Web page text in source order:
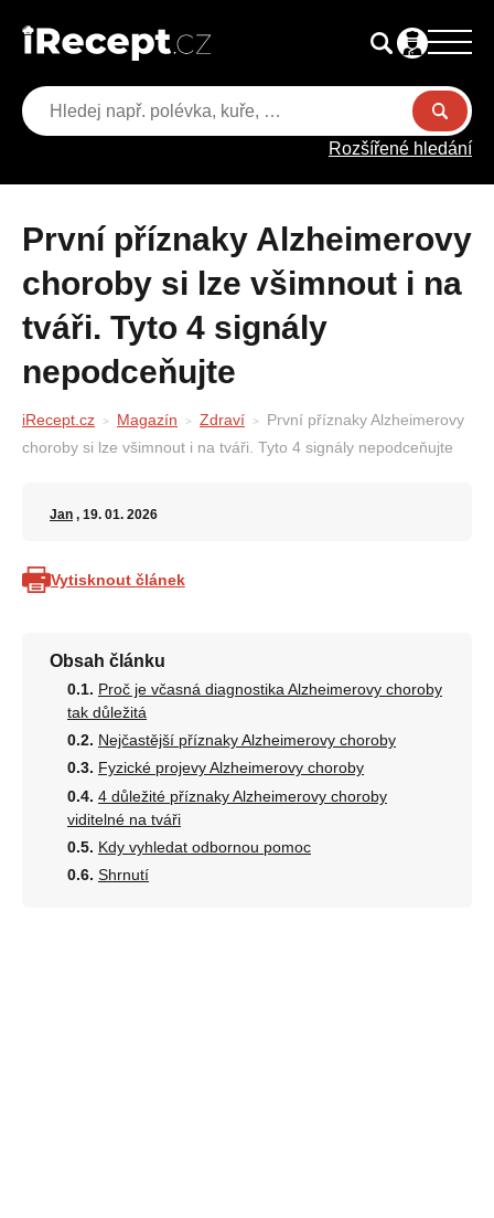
Rozšířené hledání
První příznaky Alzheimerovy
choroby si lze všimnout i na
tváři. Tyto 4 signály
nepodceňujte
iRecept.cz Magazín Zdraví
První příznaky Alzheimerovy
choroby si lze všimnout i na tváři. Tyto 4 signály nepodceňujte
Jan , 19. 01. 2026
Vytisknout článek
Obsah článku
Proč je včasná diagnostika Alzheimerovy choroby
tak důležitá
Nejčastější příznaky Alzheimerovy choroby
Fyzické projevy Alzheimerovy choroby
4 důležité příznaky Alzheimerovy choroby
viditelné na tváři
Kdy vyhledat odbornou pomoc
Shrnutí